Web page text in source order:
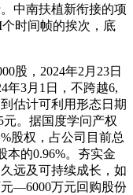
中南扶植新衔接的项
时间帧的挨次，底
股，2024年2月23日
年3月1日，不跨越6,
估计可利用形态日期
元。据国度学问产权
股权，占公司目前总
本的0.96%。夯实金
远及可持续成长，如
—6000万元回购股份